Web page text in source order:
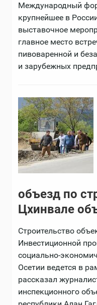
Международный
крупнейшее в
выставочное
главное место
пивоваренной и
и зарубежных
объезд по
Цхинвале
Строительство
Инвестиционной
социально-
Осетии ведется в
рассказал
инспекционного